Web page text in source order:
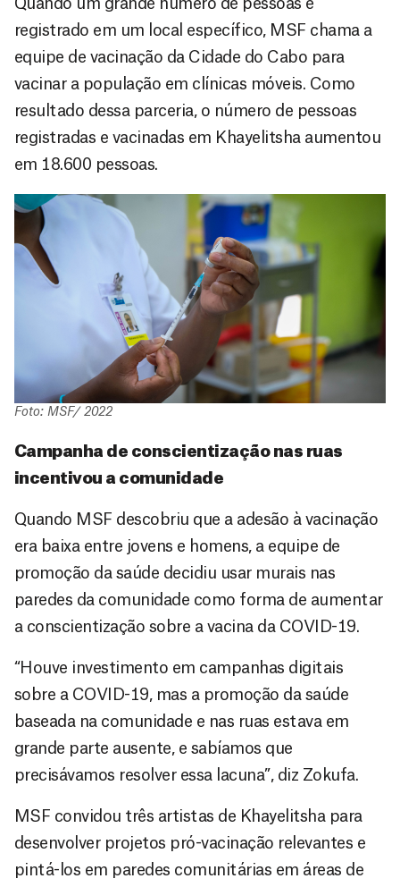
registrado em um local específico, MSF chama a
equipe de vacinação da Cidade do Cabo para
vacinar a população em clínicas móveis. Como
resultado dessa parceria, o número de pessoas
registradas e vacinadas em Khayelitsha aumentou
em 18.600 pessoas.
Foto: MSF/ 2022
Campanha de conscientização nas ruas
incentivou a comunidade
Quando MSF descobriu que a adesão à vacinação
era baixa entre jovens e homens, a equipe de
promoção da saúde decidiu usar murais nas
paredes da comunidade como forma de aumentar
a conscientização sobre a vacina da COVID-19.
“Houve investimento em campanhas digitais
sobre a COVID-19, mas a promoção da saúde
baseada na comunidade e nas ruas estava em
grande parte ausente, e sabíamos que
precisávamos resolver essa lacuna”, diz Zokufa.
MSF convidou três artistas de Khayelitsha para
desenvolver projetos pró-vacinação relevantes e
pintá-los em paredes comunitárias em áreas de